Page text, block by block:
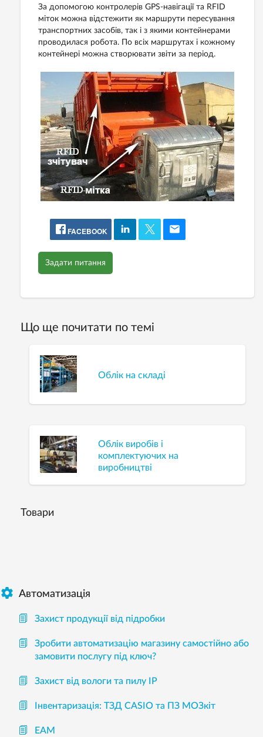
За допомогою контролерів GPS-навігації та RFID
міток можна відстежити як маршрути пересування
транспортних засобів, так і з якими контейнерами
проводилася робота. По всіх маршрутах і кожному
контейнері можна створювати звіти за період.
FACEBOOK
Задати питання
Що ще почитати по темі
Облік на складі
Облік виробів і
комплектуючих на
виробництві
Товари
 Автоматизація
Захист продукції від підробки
Зробити автоматизацію магазину самостійно або
замовити послугу під ключ?
Захист від вологи та пилу IP
Інвентаризація: ТЗД CASIO та ПЗ МОЗкіт
EAM